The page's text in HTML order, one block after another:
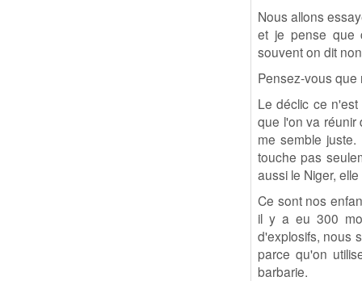
Nous allons
et je pense que
souvent on dit
Pensez-vous
Le déclic ce
que l'on va réunir
me semble
touche pas
aussi le Niger,
Ce sont nos
il y a eu 300
d'explosifs, nous
parce qu'on
barbarie.